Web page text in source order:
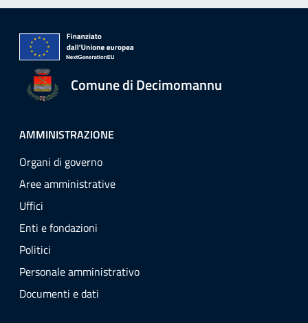
Comune di Decimomannu
AMMINISTRAZIONE
Organi di governo
Aree amministrative
Uffici
Enti e fondazioni
Politici
Personale amministrativo
Documenti e dati